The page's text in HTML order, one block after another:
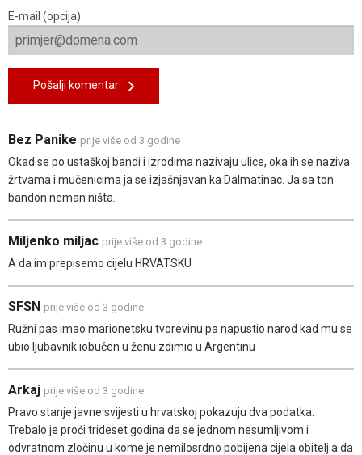
E-mail (opcija)
Pošalji komentar
Bez Panike prije više od 3 godine
Okad se po ustaškoj bandi i izrodima nazivaju ulice, oka ih se naziva
žrtvama i mučenicima ja se izjašnjavan ka Dalmatinac. Ja sa ton
bandon neman ništa.
Miljenko miljac prije više od 3 godine
A da im prepisemo cijelu HRVATSKU
SFSN prije više od 3 godine
Ružni pas imao marionetsku tvorevinu pa napustio narod kad mu se
ubio ljubavnik iobučen u ženu zdimio u Argentinu
Arkaj prije više od 3 godine
Pravo stanje javne svijesti u hrvatskoj pokazuju dva podatka.
Trebalo je proći trideset godina da se jednom nesumljivom i
odvratnom zločinu u kome je nemilosrdno pobijena cijela obitelj a da